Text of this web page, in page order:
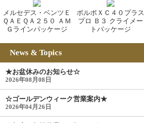
メルセデス・ベンツＥ
ＱＡＥＱＡ２５０ ＡＭ
Ｇラインパッケージ
ボルボＸＣ４０プラス
プロ Ｂ３ クライメー
トパッケージ
News & Topics
★お盆休みのお知らせ☆
2026年08月08日
☆ゴールデンウィーク営業案内★
2026年04月26日